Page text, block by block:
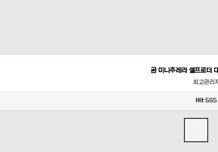
곰 미니추레라 셀프로더
최고관리
Hit 565